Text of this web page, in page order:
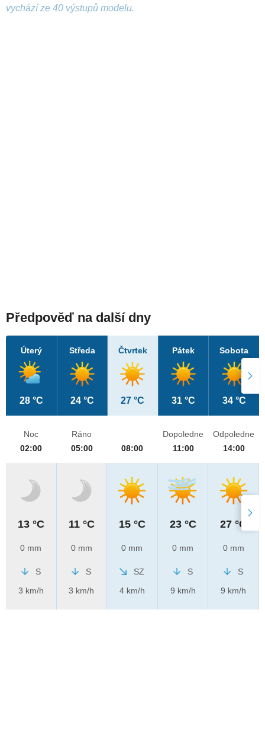
vychází ze 40 výstupů modelu.
Předpověď na další dny
Úterý
28 °C
Středa
24 °C
Čtvrtek
27 °C
Pátek
31 °C
Sobota
34 °C
Noc
02:00
13 °C
0 mm
S
3 km/h
Ráno
05:00
11 °C
0 mm
S
3 km/h
08:00
15 °C
0 mm
SZ
4 km/h
Dopoledne
11:00
23 °C
0 mm
S
9 km/h
Odpoledne
14:00
27 °C
0 mm
S
9 km/h